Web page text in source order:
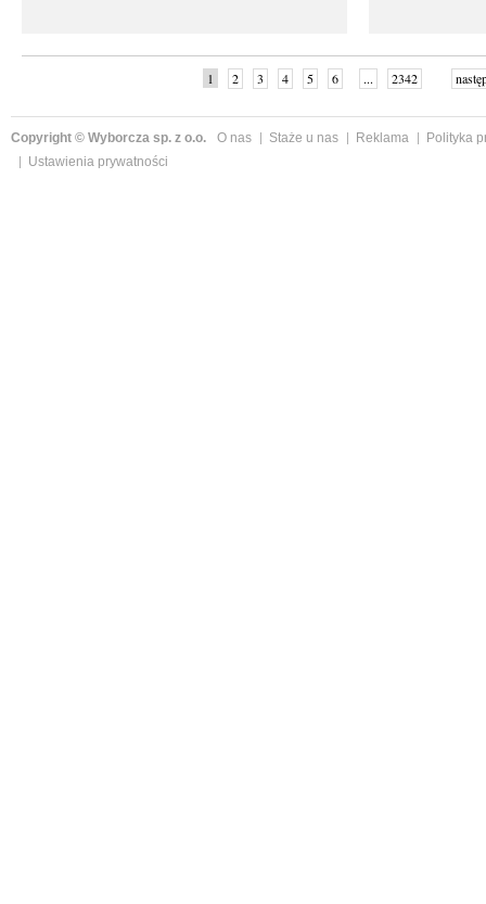
1 2 3 4 5 6 ... 2342
Copyright © Wyborcza sp. z o.o. O nas Staże u nas Reklama
Polityka
Ustawienia prywatności